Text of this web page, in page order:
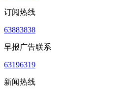
订阅热线
63883838
早报广告联系
63196319
新闻热线